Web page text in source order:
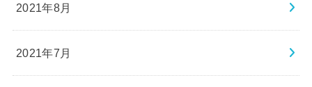
2021年8月
2021年7月